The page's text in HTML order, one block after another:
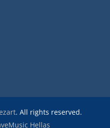
. All rights reserved.
Hellas